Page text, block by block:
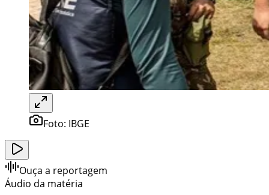
Foto: IBGE
Ouça a reportagem
Áudio da matéria